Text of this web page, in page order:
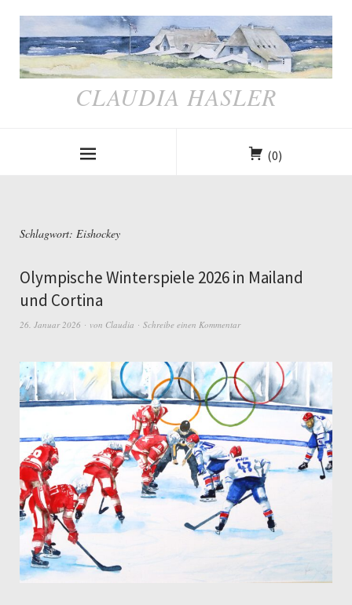
CLAUDIA HASLER
(0)
Schlagwort: Eishockey
Olympische Winterspiele 2026 in Mailand
und Cortina
26. Januar 2026 von Claudia Schreibe einen Kommentar